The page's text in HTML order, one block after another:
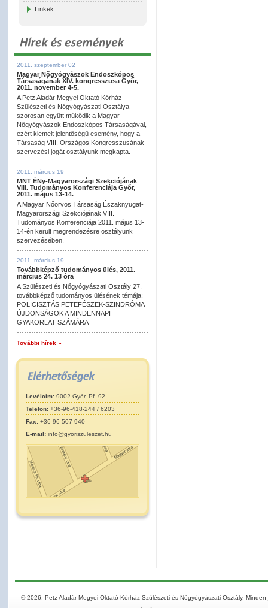
Linkek
2011. szeptember 02
Magyar Nőgyógyászok Endoszkópos
Társaságának XIV. kongresszusa Győr,
2011. november 4-5.
A Petz Aladár Megyei Oktató Kórház
Szülészeti és Nőgyógyászati Osztálya
szorosan együtt működik a Magyar
Nőgyógyászok Endoszkópos Társaságával,
ezért kiemelt jelentőségű esemény, hogy a
Társaság VIII. Országos Kongresszusának
szervezési jogát osztályunk megkapta.
2011. március 19
MNT ÉNy-Magyarországi Szekciójának
VIII. Tudományos Konferenciája Győr,
2011. május 13-14.
A Magyar Nőorvos Társaság Északnyugat-
Magyarországi Szekciójának VIII.
Tudományos Konferenciája 2011. május 13-
14-én került megrendezésre osztályunk
szervezésében.
2011. március 19
Továbbképző tudományos ülés, 2011.
március 24. 13 óra
A Szülészeti és Nőgyógyászati Osztály 27.
továbbképző tudományos ülésének témája:
POLICISZTÁS PETEFÉSZEK-SZINDRÓMA
ÚJDONSÁGOK A MINDENNAPI
GYAKORLAT SZÁMÁRA
További hírek »
Levélcím: 9002 Győr, Pf. 92.
Telefon: +36-96-418-244 / 6203
Fax: +36-96-507-940
E-mail: info@gyoriszuleszet.hu
© 2026. Petz Aladár Megyei Oktató Kórház Szülészeti és Nőgyógyászati Osztály.